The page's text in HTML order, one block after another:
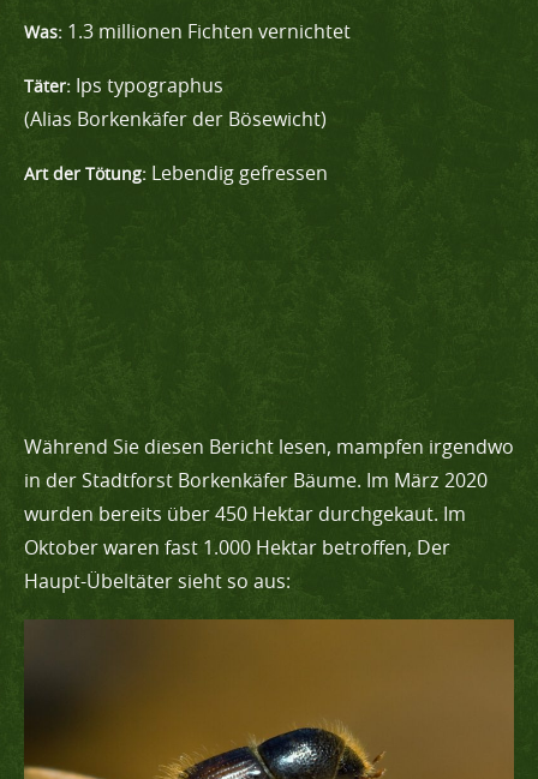
Was: 1.3 millionen Fichten vernichtet
Täter: Ips typographus
(Alias Borkenkäfer der Bösewicht)
Art der Tötung: Lebendig gefressen
Während Sie diesen Bericht lesen, mampfen irgendwo
in der Stadtforst Borkenkäfer Bäume. Im März 2020
wurden bereits über 450 Hektar durchgekaut. Im
Oktober waren fast 1.000 Hektar betroffen, Der
Haupt-Übeltäter sieht so aus: